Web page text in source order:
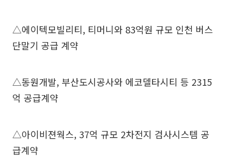
△에이텍모빌리티, 티머니와 83억원 규모 인천 버스
단말기 공급 계약
△동원개발, 부산도시공사와 에코델타시티 등 2315
억 공급계약
△아이비젼웍스, 37억 규모 2차전지 검사시스템 공
급계약